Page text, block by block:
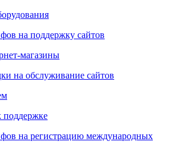
на поддержку сайтов
магазины
на обслуживание сайтов
на регистрацию международных